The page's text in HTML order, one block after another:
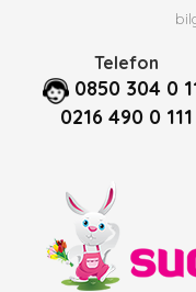
Telefon
0850 304 0
0216 490 0 111